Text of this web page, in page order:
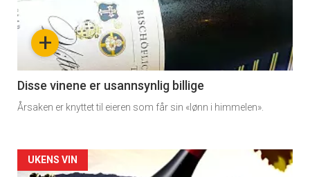
nå
3
+
Disse vinene er usannsynlig billige
Årsaken er knyttet til eieren som får sin «lønn i himmelen».
Forsiden
UKENS VIN